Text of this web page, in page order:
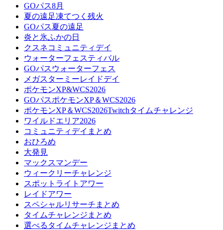
GOパス8月
夏の遠足凍てつく残火
GOパス夏の遠足
炎と氷ふかの日
クスネコミュニティデイ
ウォーターフェスティバル
GOパスウォーターフェス
メガスターミーレイドデイ
ポケモンXP&WCS2026
GOパスポケモンXP＆WCS2026
ポケモンXP＆WCS2026Twitchタイムチャレンジ
ワイルドエリア2026
コミュニティデイまとめ
おひろめ
大発見
マックスマンデー
ウィークリーチャレンジ
スポットライトアワー
レイドアワー
スペシャルリサーチまとめ
タイムチャレンジまとめ
選べるタイムチャレンジまとめ